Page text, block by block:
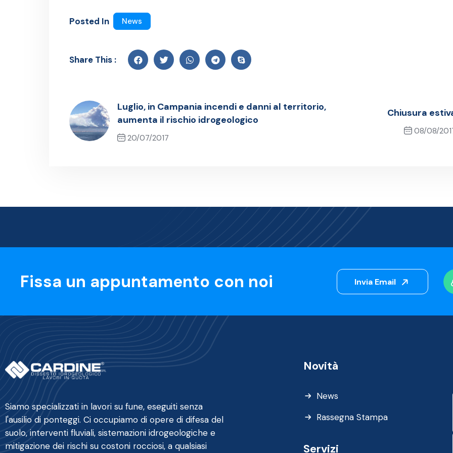
Posted In News
Share This :
Luglio, in Campania incendi e danni al territorio,
aumenta il rischio idrogeologico
20/07/2017
Chiusura
08/08/
Fissa un appuntamento con noi Invia Email
Siamo specializzati in lavori su fune, eseguiti senza
l'ausilio di ponteggi. Ci occupiamo di opere di difesa del
suolo, interventi fluviali, sistemazioni idrogeologiche e
mitigazione dei rischi su costoni rocciosi, a qualsiasi
Novità
News
Rassegna Stampa
Servizi